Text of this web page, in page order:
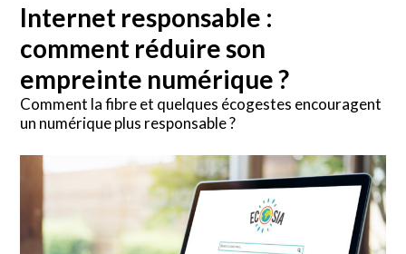
Internet responsable :
comment réduire son
empreinte numérique ?
Comment la fibre et quelques écogestes encouragent
un numérique plus responsable ?